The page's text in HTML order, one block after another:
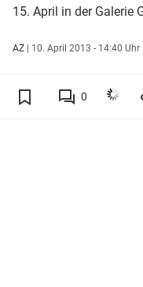
15. April in der Galerie
AZ | 10. April 2013 - 14:40 Uhr
0